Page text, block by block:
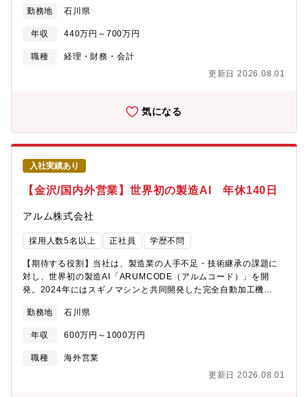
工の12工程を完全自動化した次世代加工機。・スギノマシンの5軸
品発注・補正入力までを全自動化。2024年に量産開始、2030年
の取りまとめ（単体・連結補助）■税務申告■子会社決算内容のレ
ビュー、論点整理、修正指示■会計基準・社内ルールに基づく処理
方針の整理・展開■監査法人対応（資料作成、質疑対応）【配属先
情報】コーポレート本部グループ会社統括部グループ会社統括課
勤務地 石川県
年収 440万円～700万円
職種
経理・財務・会計
更新日 2026.08.01
気になる
入社実績あり
【金沢/国内外営業】世界初の製造AI 年休140日
アルム株式会社
採用人数5名以上 正社員 学歴不問
【期待する役割】当社は、製造業の人手不足・技術継承の課題に
対し、世界初の製造AI「ARUMCODE（アルムコード）」を開
発。2024年にはスギノマシンと共同開発した完全自動加工機
ジションでは、国内外の法人顧客に対する営業活動や販促支援業
務をお任せします。【職務内容】■製造業向けソリューション（AI
ソフトウェア／自動加工装置）の営業活動（国内・海外）■展示会
出展、セミナー、販促企画の準備・実施■海外パートナーや代理店
ーズの収集・分析、顧客との技術折衝（開発部門と連携）■製品紹
勤務地 石川県
年収 600万円～1000万円
職種
海外営業
更新日 2026.08.01